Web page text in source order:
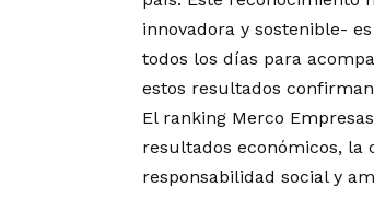
innovadora y sostenible-
todos los días para
estos resultados
El ranking Merco
resultados económicos, la
responsabilidad social y